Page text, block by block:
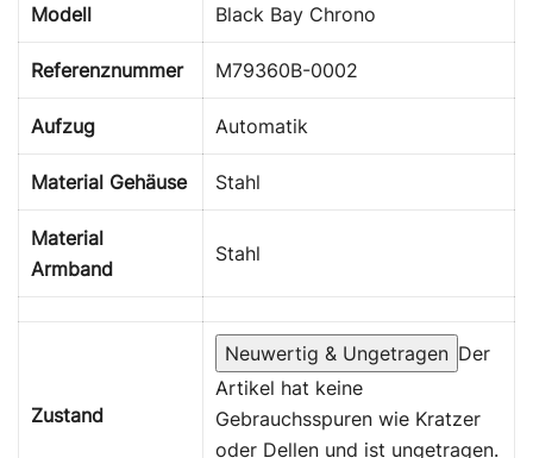
Modell Black Bay Chrono
Referenznummer M79360B-0002
Aufzug Automatik
Material Gehäuse Stahl
Material
Armband
Stahl
Zustand
Neuwertig & Ungetragen Der
Artikel hat keine
Gebrauchsspuren wie Kratzer
oder Dellen und ist ungetragen.